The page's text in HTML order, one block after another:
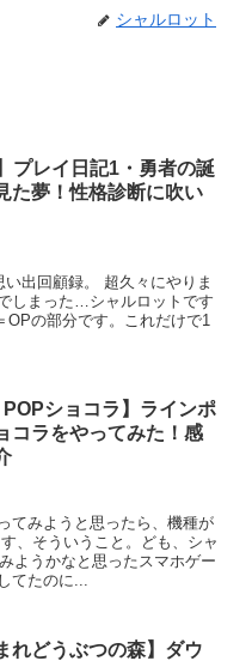
シャルロット
プレイ日記1・勇者の誕
た夢！性格診断に吹い
出回顧録。 超久々にやりま
しまった…シャルロットです
の部分です。これだけで1
POPショコラ】ラインポ
コラをやってみた！感
てみようと思ったら、機種が
、そういうこと。ども、シャ
ようかなと思ったスマホゲー
てたのに...
れどうぶつの森】ダウ